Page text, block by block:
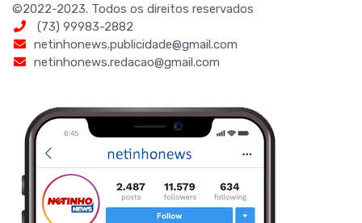
©2022-2023. Todos os direitos reservados
(73) 99983-2882
netinhonews.publicidade@gmail.com
netinhonews.redacao@gmail.com